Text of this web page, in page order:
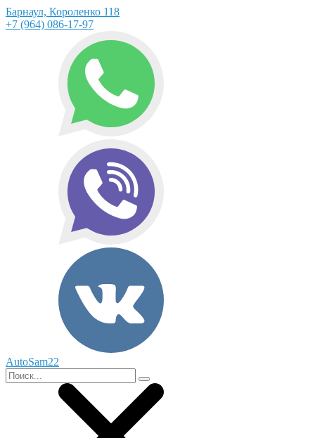
Барнаул, Короленко 118
+7 (964) 086-17-97
AutoSam22